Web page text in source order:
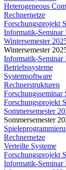
Heterogeneous
Rechnernetze
Forschungsprojekt
Informatik-Seminar
Wintersemester
Wintersemester
Informatik-Seminar
Betriebssysteme
Systemsoftware
Rechnerstrukturen
Forschungsseminar
Forschungsprojekt
Sommersemester
Sommersemester
Rechnernetze
Verteilte Systeme
Forschungsprojekt
Informatik-Seminar